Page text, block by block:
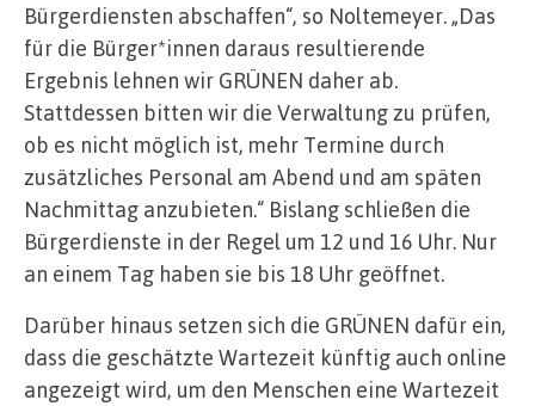
Bürgerdiensten abschaffen“, so Noltemeyer. „Das
für die Bürger*innen daraus resultierende
Ergebnis lehnen wir GRÜNEN daher ab.
Stattdessen bitten wir die Verwaltung zu prüfen,
ob es nicht möglich ist, mehr Termine durch
zusätzliches Personal am Abend und am späten
Nachmittag anzubieten.“ Bislang schließen die
Bürgerdienste in der Regel um 12 und 16 Uhr. Nur
an einem Tag haben sie bis 18 Uhr geöffnet.
Darüber hinaus setzen sich die GRÜNEN dafür ein,
dass die geschätzte Wartezeit künftig auch online
angezeigt wird, um den Menschen eine Wartezeit